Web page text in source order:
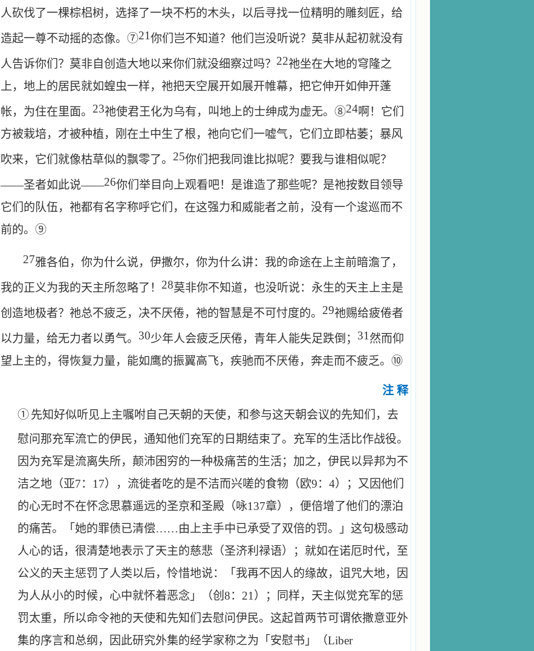
人砍伐了一棵棕梠树，选择了一块不朽的木头，以后寻找一位精明的雕刻匠，给
造起一尊不动摇的态像。⑦21你们岂不知道？他们岂没听说？莫非从起初就没有
人告诉你们？莫非自创造大地以来你们就没细察过吗？ 22祂坐在大地的穹隆之
上，地上的居民就如蝗虫一样，祂把天空展开如展开帷幕，把它伸开如伸开蓬
帐，为住在里面。 23祂使君王化为乌有，叫地上的士绅成为虚无。⑧24啊！它们
方被栽培，才被种植，刚在土中生了根，祂向它们一嘘气，它们立即枯萎；暴风
吹来，它们就像枯草似的飘零了。 25你们把我同谁比拟呢？要我与谁相似呢？
——圣者如此说——26你们举目向上观看吧！是谁造了那些呢？是祂按数目领导
它们的队伍，祂都有名字称呼它们，在这强力和威能者之前，没有一个逡巡而不
前的。⑨
27雅各伯，你为什么说，伊撒尔，你为什么讲：我的命途在上主前暗澹了，
我的正义为我的天主所忽略了！ 28莫非你不知道，也没听说：永生的天主上主是
创造地极者？祂总不疲乏，决不厌倦，祂的智慧是不可忖度的。 29祂赐给疲倦者
以力量，给无力者以勇气。 30少年人会疲乏厌倦，青年人能失足跌倒； 31然而仰
望上主的，得恢复力量，能如鹰的振翼高飞，疾驰而不厌倦，奔走而不疲乏。⑩
注 释
①先知好似听见上主嘱咐自己天朝的天使，和参与这天朝会议的先知们，去
慰问那充军流亡的伊民，通知他们充军的日期结束了。充军的生活比作战役。
因为充军是流离失所，颠沛困穷的一种极痛苦的生活；加之，伊民以异邦为不
洁之地（亚7： 17），流徙者吃的是不洁而兴嗟的食物（欧9： 4）；又因他们
的心无时不在怀念思慕遥远的圣京和圣殿（咏137章），便倍增了他们的漂泊
的痛苦。「她的罪债已清偿……由上主手中已承受了双倍的罚。」这句极感动
人心的话，很清楚地表示了天主的慈悲（圣济利禄语）；就如在诺厄时代，至
公义的天主惩罚了人类以后，怜惜地说：「我再不因人的缘故，诅咒大地，因
为人从小的时候，心中就怀着恶念」（创 8： 21 ）；同样，天主似觉充军的惩
罚太重，所以命令祂的天使和先知们去慰问伊民。这起首两节可谓依撒意亚外
集的序言和总纲，因此研究外集的经学家称之为「安慰书」（Liber